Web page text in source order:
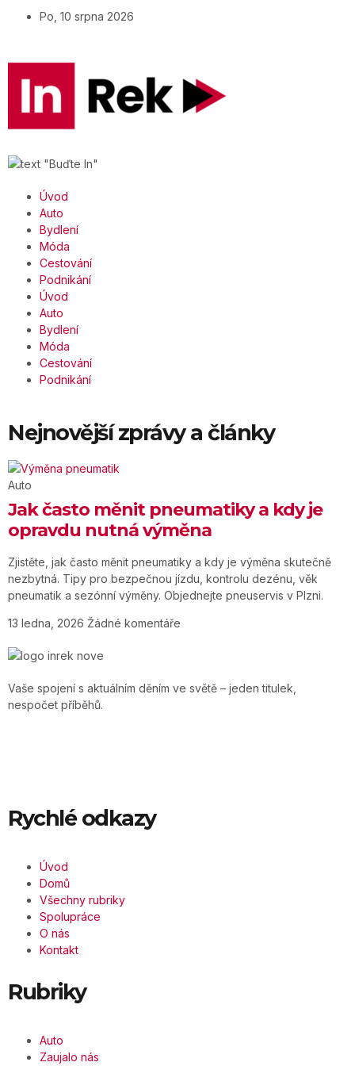
Po, 10 srpna 2026
Úvod
Auto
Bydlení
Móda
Cestování
Podnikání
Úvod
Auto
Bydlení
Móda
Cestování
Podnikání
Nejnovější zprávy a články
Auto
Jak často měnit pneumatiky a kdy je
opravdu nutná výměna
Zjistěte, jak často měnit pneumatiky a kdy je výměna skutečně
nezbytná. Tipy pro bezpečnou jízdu, kontrolu dezénu, věk
pneumatik a sezónní výměny. Objednejte pneuservis v Plzni.
13 ledna, 2026 Žádné komentáře
Vaše spojení s aktuálním děním ve světě – jeden titulek,
nespočet příběhů.
Rychlé odkazy
Úvod
Domů
Všechny rubriky
Spolupráce
O nás
Kontakt
Rubriky
Auto
Zaujalo nás